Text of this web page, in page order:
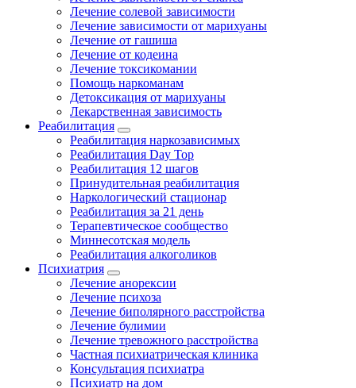
Лечение солевой зависимости
Лечение зависимости от марихуаны
Лечение от гашиша
Лечение от кодеина
Лечение токсикомании
Помощь наркоманам
Детоксикация от марихуаны
Лекарственная зависимость
Реабилитация
Реабилитация наркозависимых
Реабилитация Day Top
Реабилитация 12 шагов
Принудительная реабилитация
Наркологический стационар
Реабилитация за 21 день
Терапевтическое сообщество
Миннесотская модель
Реабилитация алкоголиков
Психиатрия
Лечение анорексии
Лечение психоза
Лечение биполярного расстройства
Лечение булимии
Лечение тревожного расстройства
Частная психиатрическая клиника
Консультация психиатра
Психиатр на дом